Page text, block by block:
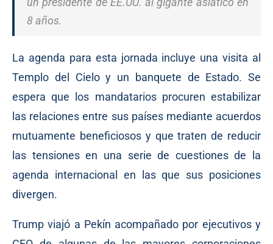
8 años.
La agenda para esta jornada incluye una visita al
Templo del Cielo y un banquete de Estado. Se
espera que los mandatarios procuren estabilizar
las relaciones entre sus países mediante acuerdos
mutuamente beneficiosos y que traten de reducir
las tensiones en una serie de cuestiones de la
agenda internacional en las que sus posiciones
divergen.
Trump viajó a Pekín acompañado por ejecutivos y